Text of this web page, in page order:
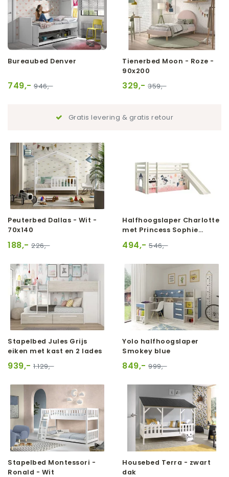
Bureaubed Denver
749,- 946,-
Tienerbed Moon - Roze -
90x200
329,- 359,-
Gratis levering & gratis retour
Peuterbed Dallas - Wit -
70x140
188,- 226,-
Halfhoogslaper Charlotte
met Princess Sophie
494,- 546,-
Stapelbed Jules Grijs
eiken met kast en 2 lades
939,- 1.129,-
Yolo halfhoogslaper
Smokey blue
849,- 999,-
Stapelbed Montessori -
Ronald - Wit
Housebed Terra - zwart
dak